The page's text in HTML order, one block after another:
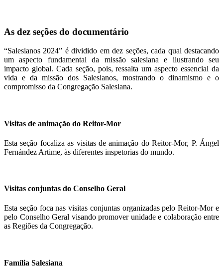
As dez seções do documentário
“Salesianos 2024” é dividido em dez seções, cada qual destacando
um aspecto fundamental da missão salesiana e ilustrando seu
impacto global. Cada seção, pois, ressalta um aspecto essencial da
vida e da missão dos Salesianos, mostrando o dinamismo e o
compromisso da Congregação Salesiana.
Visitas de animação do Reitor-Mor
Esta seção focaliza as visitas de animação do Reitor-Mor, P. Ángel
Fernández Artime, às diferentes inspetorias do mundo.
Visitas conjuntas do Conselho Geral
Esta seção foca nas visitas conjuntas organizadas pelo Reitor-Mor e
pelo Conselho Geral visando promover unidade e colaboração entre
as Regiões da Congregação.
Família Salesiana